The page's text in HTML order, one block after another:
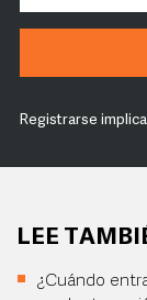
Registrarse
LEE
¿Cuándo